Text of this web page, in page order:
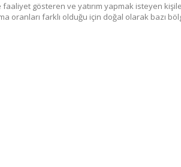
gösteren ve yatırım yapmak isteyen
oranları farklı olduğu için doğal olarak bazı